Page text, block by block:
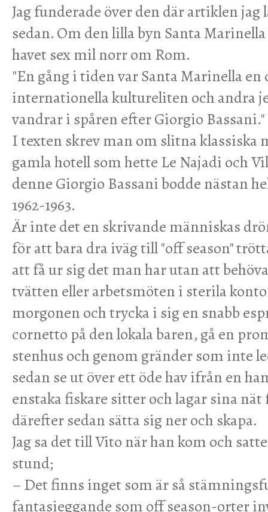
​Jag funderade över den där artiklen jag
sedan. Om den lilla byn Santa
havet sex mil norr om Rom.
"En gång i tiden var Santa Marinella en
internationella kultureliten och andra
vandrar i spåren efter Giorgio Bassani."
I texten skrev man om slitna klassiska
gamla hotell som hette Le Najadi och
denne Giorgio Bassani bodde nästan
1962-1963.
Är inte det en skrivande människas
för att bara dra iväg till "off season"
att få ur sig det man har utan att
tvätten eller arbetsmöten i sterila
morgonen och trycka i sig en snabb
cornetto på den lokala baren, gå en
stenhus och genom gränder som inte
sedan se ut över ett öde hav ifrån en
enstaka fiskare sitter och lagar sina
därefter sedan sätta sig ner och skapa.
Jag sa det till Vito när han kom och
stund;
– Det finns inget som är så
fantasieggande som off season-orter